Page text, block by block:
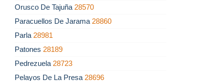
Orusco De Tajuña 28570
Paracuellos De Jarama 28860
Parla 28981
Patones 28189
Pedrezuela 28723
Pelayos De La Presa 28696